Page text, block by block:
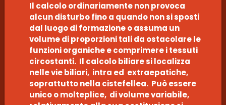
Il calcolo ordinariamente non provoca
alcun disturbo fino a quando non si sposti
dal luogo di formazione o assuma un
volume di proporzioni tali da ostacolare le
funzioni organiche e comprimere i tessuti
circostanti. Il calcolo biliare si localizza
nelle vie biliari, intra ed extraepatiche,
soprattutto nella cistefellea. Può essere
unico o molteplice, di volume variabile,